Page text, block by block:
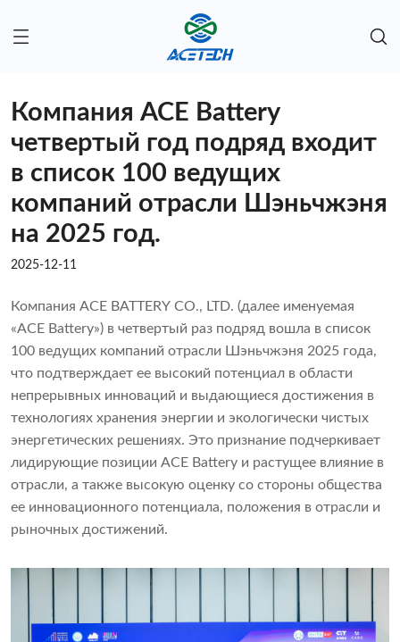
Компания ACE Battery
четвертый год подряд входит
в список 100 ведущих
компаний отрасли Шэньчжэня
на 2025 год.
2025-12-11
Компания ACE BATTERY CO., LTD. (далее именуемая
«ACE Battery») в четвертый раз подряд вошла в список
100 ведущих компаний отрасли Шэньчжэня 2025 года,
что подтверждает ее высокий потенциал в области
непрерывных инноваций и выдающиеся достижения в
технологиях хранения энергии и экологически чистых
энергетических решениях. Это признание подчеркивает
лидирующие позиции ACE Battery и растущее влияние в
отрасли, а также высокую оценку со стороны общества
ее инновационного потенциала, положения в отрасли и
рыночных достижений.